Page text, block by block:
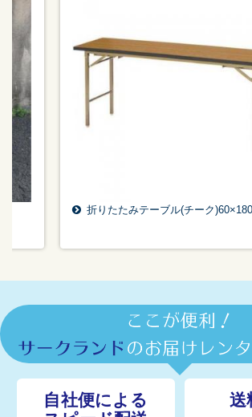
折りたたみテーブル(チーク)60×180